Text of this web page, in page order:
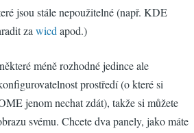
jsou stále nepoužitelné (např. KDE
za wicd apod.)
méně rozhodné jedince ale
prostředí (o které si
jenom nechat zdát), takže si můžete
svému. Chcete dva panely, jako máte